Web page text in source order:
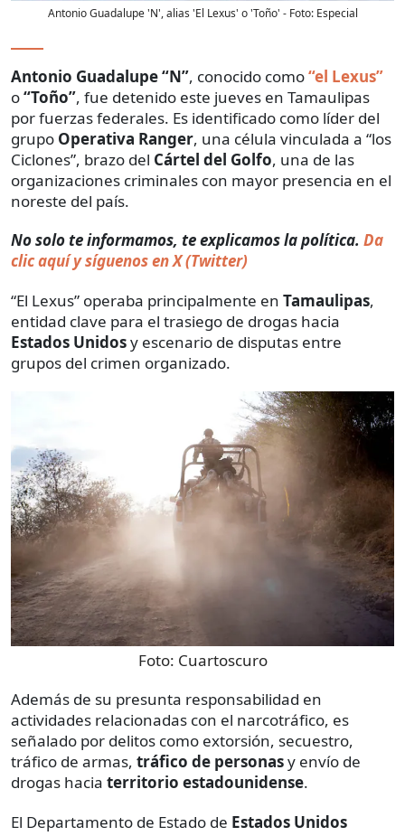
Antonio Guadalupe 'N', alias 'El Lexus' o 'Toño' - Foto: Especial
Antonio Guadalupe “N”, conocido como“el Lexus”
o“Toño”, fue detenido este jueves en Tamaulipas
por fuerzas federales. Es identificado como líder del
grupo Operativa Ranger, una célula vinculada a “los
Ciclones”, brazo del Cártel del Golfo, una de las
organizaciones criminales con mayor presencia en el
noreste del país.
No solo te informamos, te explicamos la política. Da
clic aquí y síguenos en X (Twitter)
“El Lexus” operaba principalmente en Tamaulipas,
entidad clave para el trasiego de drogas hacia
Estados Unidosy escenario de disputas entre
grupos del crimen organizado.
Foto: Cuartoscuro
Además de su presunta responsabilidad en
actividades relacionadas con el narcotráfico, es
señalado por delitos como extorsión, secuestro,
tráfico de armas, tráfico de personasy envío de
drogas hacia territorio estadounidense.
El Departamento de Estado de Estados Unidos